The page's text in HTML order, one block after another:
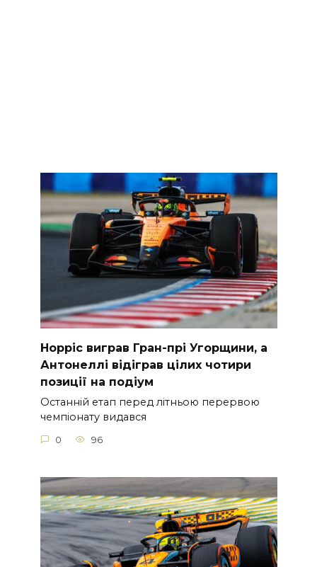
Норріс виграв Гран-прі Угорщини, а
Антонеллі відіграв цілих чотири
позиції на подіум
Останній етап перед літньою перервою
чемпіонату видався
0 96